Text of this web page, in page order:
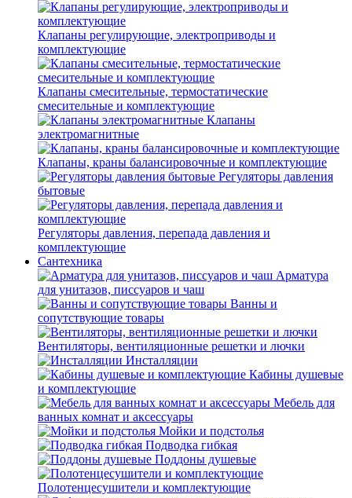
Клапаны регулирующие, электроприводы и
комплектующие
Клапаны смесительные, термостатические
смесительные и комплектующие
Клапаны
электромагнитные
Клапаны, краны балансировочные и комплектующие
Регуляторы давления
бытовые
Регуляторы давления, перепада давления и
комплектующие
Сантехника
Арматура
для унитазов, писсуаров и чаш
Ванны и
сопутствующие товары
Вентиляторы, вентиляционные решетки и лючки
Инсталляции
Кабины душевые
и комплектующие
Мебель для
ванных комнат и аксессуары
Мойки и подстолья
Подводка гибкая
Поддоны душевые
Полотенцесушители и комплектующие